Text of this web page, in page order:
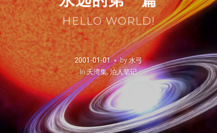
HELLO WORLD!
2001-01-01 by水弓
In 天湾集,泊人笔记